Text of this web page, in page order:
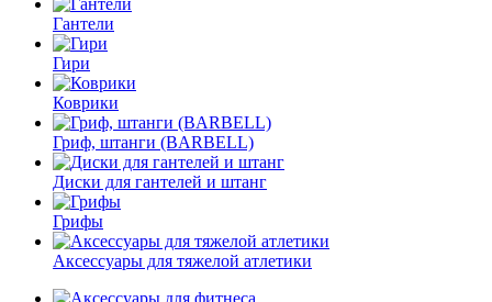
Гантели
Гири
Коврики
Гриф, штанги (BARBELL)
Диски для гантелей и штанг
Грифы
Аксессуары для тяжелой атлетики